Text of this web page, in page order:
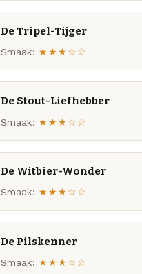
De Tripel-Tijger
Smaak: ★★★☆☆
De Stout-Liefhebber
Smaak: ★★★☆☆
De Witbier-Wonder
Smaak: ★★★☆☆
De Pilskenner
Smaak: ★★★☆☆